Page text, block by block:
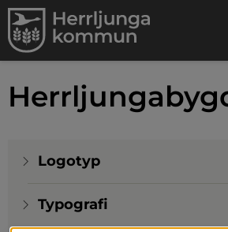
Logotyp
Typografi